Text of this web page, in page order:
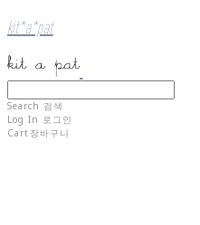
kit*a*pat
Search 검색
Log In 로그인
Cart 장바구니